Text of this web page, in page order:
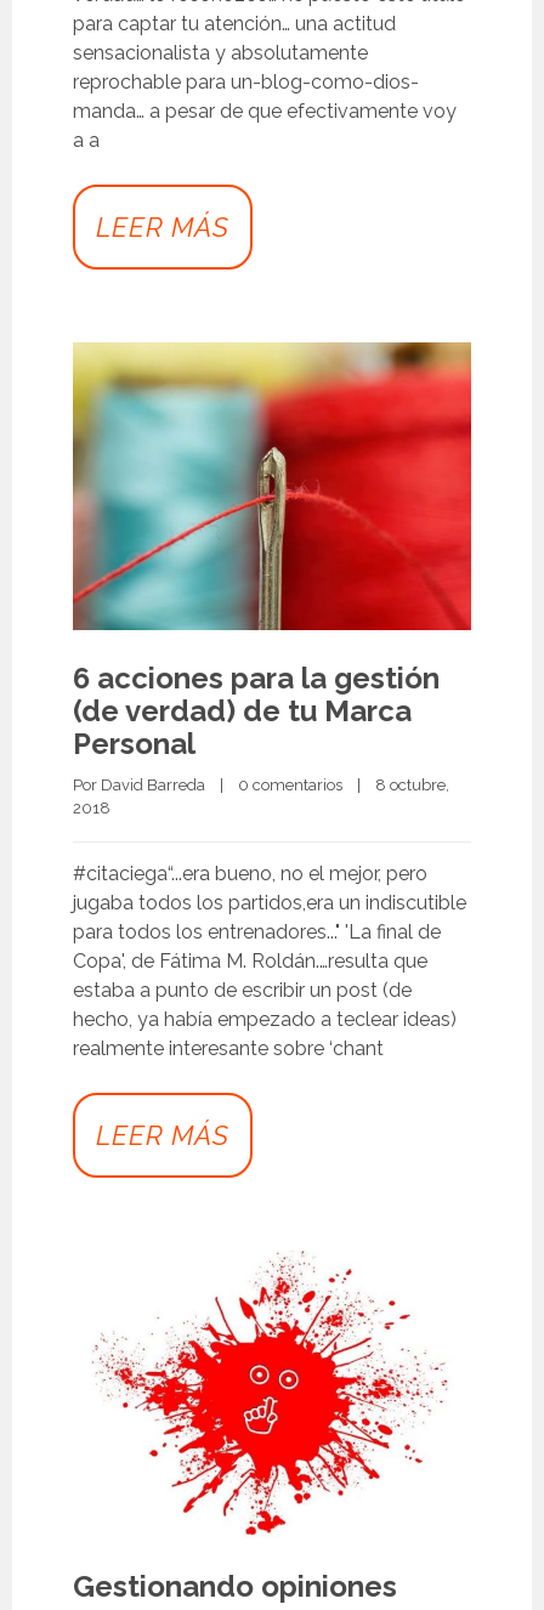
para captar tu atención… una actitud
sensacionalista y absolutamente
reprochable para un-blog-como-dios-
manda… a pesar de que efectivamente voy
a a
LEER MÁS
6 acciones para la gestión
(de verdad) de tu Marca
Personal
Por David Barreda 0 comentarios
8 octubre,
2018
#citaciega“...era bueno, no el mejor, pero
jugaba todos los partidos,era un indiscutible
para todos los entrenadores..." 'La final de
Copa', de Fátima M. Roldán.…resulta que
estaba a punto de escribir un post (de
hecho, ya había empezado a teclear ideas)
realmente interesante sobre ‘chant
LEER MÁS
Gestionando opiniones